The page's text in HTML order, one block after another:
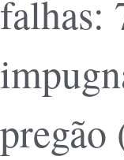
falhas:
pregão